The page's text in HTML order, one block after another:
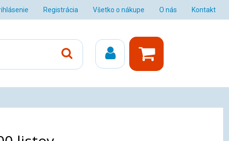
Registrácia Všetko o nákupe O nás Kontakt